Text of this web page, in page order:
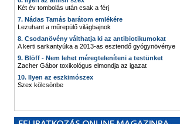
Két év tombolás után csak a férj
7. Nádas Tamás barátom emlékére
Lezuhant a műrepülő világbajnok
8. Csodanövény válthatja ki az antibiotikumokat
A kerti sarkantyúka a 2013-as esztendő gyógynövénye
9. Blöff - Nem lehet méregteleníteni a testünket
Zacher Gábor toxikológus elmondja az igazat
10. Ilyen az eszkimószex
Szex kölcsönbe